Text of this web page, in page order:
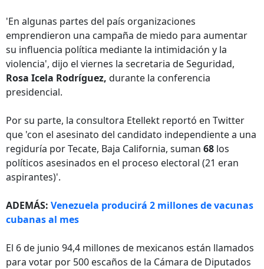
'En algunas partes del país organizaciones
emprendieron una campaña de miedo para aumentar
su influencia política mediante la intimidación y la
violencia', dijo el viernes la secretaria de Seguridad,
Rosa Icela Rodríguez, durante la conferencia
presidencial.
Por su parte, la consultora Etellekt reportó en Twitter
que 'con el asesinato del candidato independiente a una
regiduría por Tecate, Baja California, suman 68 los
políticos asesinados en el proceso electoral (21 eran
aspirantes)'.
ADEMÁS: Venezuela producirá 2 millones de vacunas
cubanas al mes
El 6 de junio 94,4 millones de mexicanos están llamados
para votar por 500 escaños de la Cámara de Diputados